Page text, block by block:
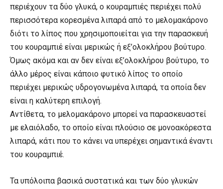
περιέχουν τα δύο γλυκά, ο κουραμπιές περιέχει πολύ
περισσότερα κορεσμένα λιπαρά από το μελομακάρονο
διότι το λίπος που χρησιμοποιείται για την παρασκευή
του κουραμπιέ είναι μερικώς ή εξ’ολοκλήρου βούτυρο.
Όμως ακόμα και αν δεν είναι εξ’ολοκλήρου βούτυρο, το
άλλο μέρος είναι κάποιο φυτικό λίπος το οποίο
περιέχει μερικώς υδρογονωμένα λιπαρά, τα οποία δεν
είναι η καλύτερη επιλογή.
Αντίθετα, το μελομακάρονο μπορεί να παρασκευαστεί
με ελαιόλαδο, το οποίο είναι πλούσιο σε μονοακόρεστα
λιπαρά, κάτι που το κάνει να υπερέχει σημαντικά έναντι
του κουραμπιέ.
Τα υπόλοιπα βασικά συστατικά και των δύο γλυκών